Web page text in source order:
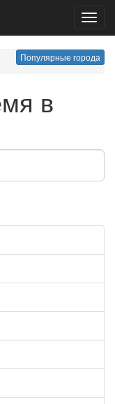
Популярные города
в